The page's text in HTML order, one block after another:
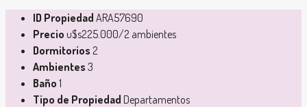
ID Propiedad ARA57690
Precio u$s225.000/2 ambientes
Dormitorios 2
Ambientes 3
Baño 1
Tipo de Propiedad Departamentos